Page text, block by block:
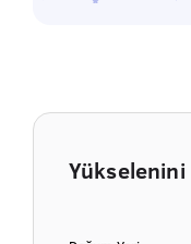
Yükselenini